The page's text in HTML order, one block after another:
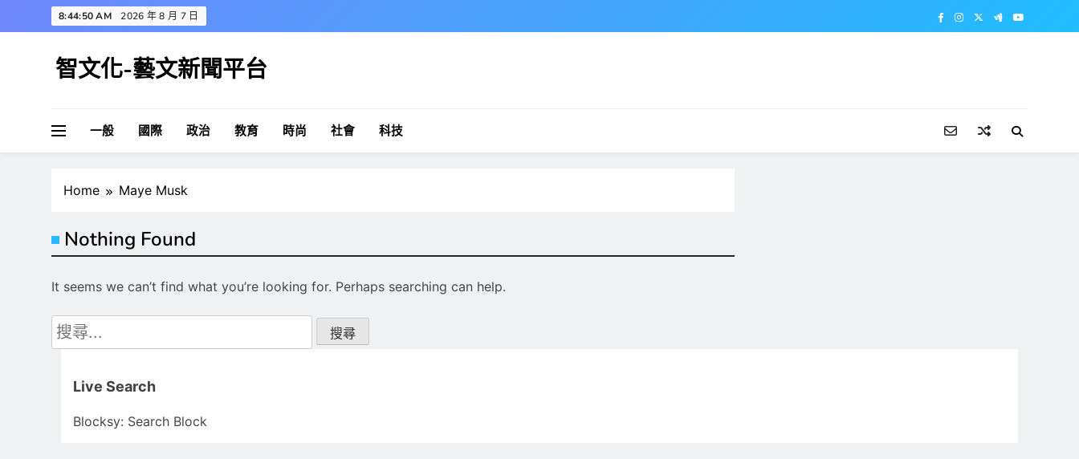
to
8:44:50 AM 2026 年 8 月 7 日
智文化-藝文新聞平台
一般 國際 政治 教育 時尚 社會 科技
Home Maye Musk
Nothing Found
It seems we can’t find what you’re looking for. Perhaps searching can help.
搜
尋
Live Search
Blocksy: Search Block